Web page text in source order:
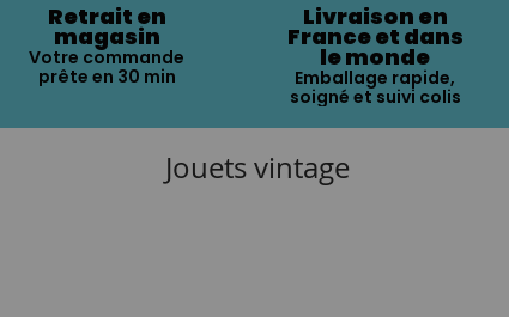
Retrait en
magasin
Votre commande
prête en 30 min
Livraison en
France et dans
le monde
Emballage rapide,
soigné et suivi colis
Jouets vintage